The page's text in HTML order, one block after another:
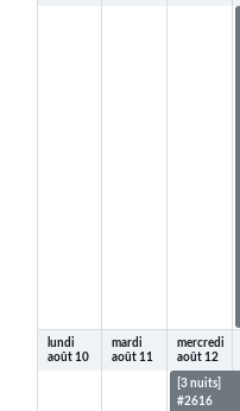
lundi
août 10
mardi
août 11
mercredi
août 12
[3 nuits]
#2616